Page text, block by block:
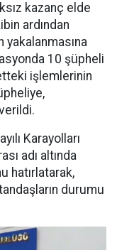
kazanç elde
ardından
10 şüpheli
işlemlerinin
Karayolları
adı altında
hatırlatarak,
durumu